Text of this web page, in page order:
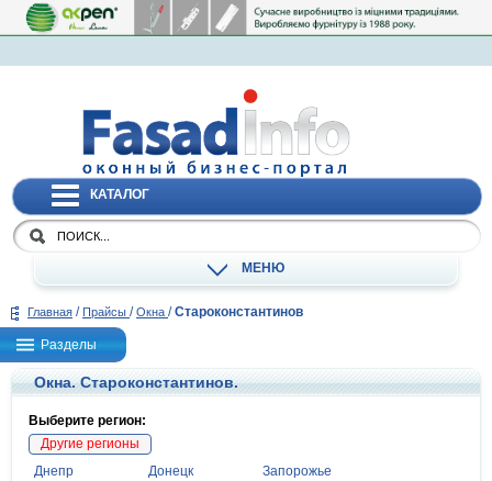
КАТАЛОГ
МЕНЮ
Главная / Прайсы / Окна / Староконстантинов
Разделы
Окна. Староконстантинов.
Выберите регион:
Другие регионы
Днепр
Донецк
Запорожье